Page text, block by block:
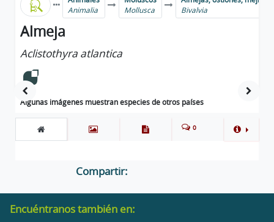
Animalia
Mollusca
Bivalvia
Almeja
Aclistothyra atlantica
Algunas imágenes muestran especies de otros países
0
Compartir:
Encuéntranos también en: